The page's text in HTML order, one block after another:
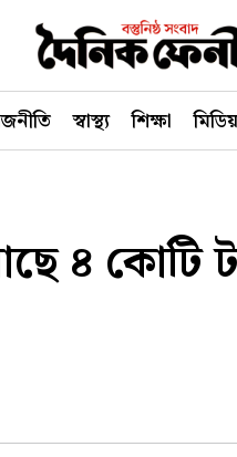
স্বাস্থ্য শিক্ষা
৪ কোটি